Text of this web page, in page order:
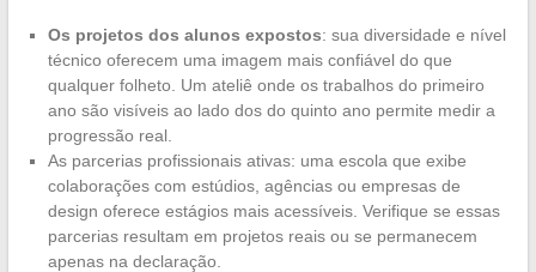
Os projetos dos alunos expostos: sua diversidade e nível
técnico oferecem uma imagem mais confiável do que
qualquer folheto. Um ateliê onde os trabalhos do primeiro
ano são visíveis ao lado dos do quinto ano permite medir a
progressão real.
As parcerias profissionais ativas: uma escola que exibe
colaborações com estúdios, agências ou empresas de
design oferece estágios mais acessíveis. Verifique se essas
parcerias resultam em projetos reais ou se permanecem
apenas na declaração.